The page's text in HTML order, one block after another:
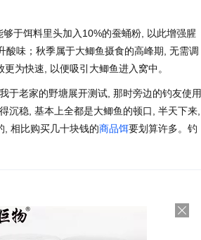
于饵料里头加入10%的蚕蛹粉, 以此增强腥
味；秋季属于大鲫鱼摄食的高峰期, 无需调
为快速, 以便吸引大鲫鱼进入窝中。
于老家的野塘展开测试, 那时旁边的钓友使用
沉稳, 基本上全都是大鲫鱼的顿口, 半天下来,
, 相比购买几十块钱的商品饵要划算许多。钓